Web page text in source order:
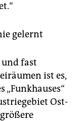
gelernt
und fast
ist es,
„Funkhauses“
Ost-